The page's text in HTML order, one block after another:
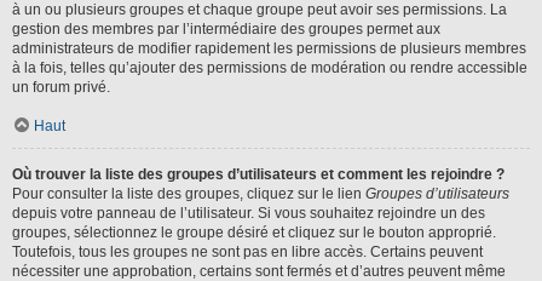
à un ou plusieurs groupes et chaque groupe peut avoir ses permissions. La
gestion des membres par l’intermédiaire des groupes permet aux
administrateurs de modifier rapidement les permissions de plusieurs membres
à la fois, telles qu’ajouter des permissions de modération ou rendre accessible
un forum privé.
Haut
Où trouver la liste des groupes d’utilisateurs et comment les rejoindre ?
Pour consulter la liste des groupes, cliquez sur le lien Groupes d’utilisateurs
depuis votre panneau de l’utilisateur. Si vous souhaitez rejoindre un des
groupes, sélectionnez le groupe désiré et cliquez sur le bouton approprié.
Toutefois, tous les groupes ne sont pas en libre accès. Certains peuvent
nécessiter une approbation, certains sont fermés et d’autres peuvent même